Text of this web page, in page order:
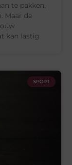
te pakken,
Maar de
kan lastig
SPORT